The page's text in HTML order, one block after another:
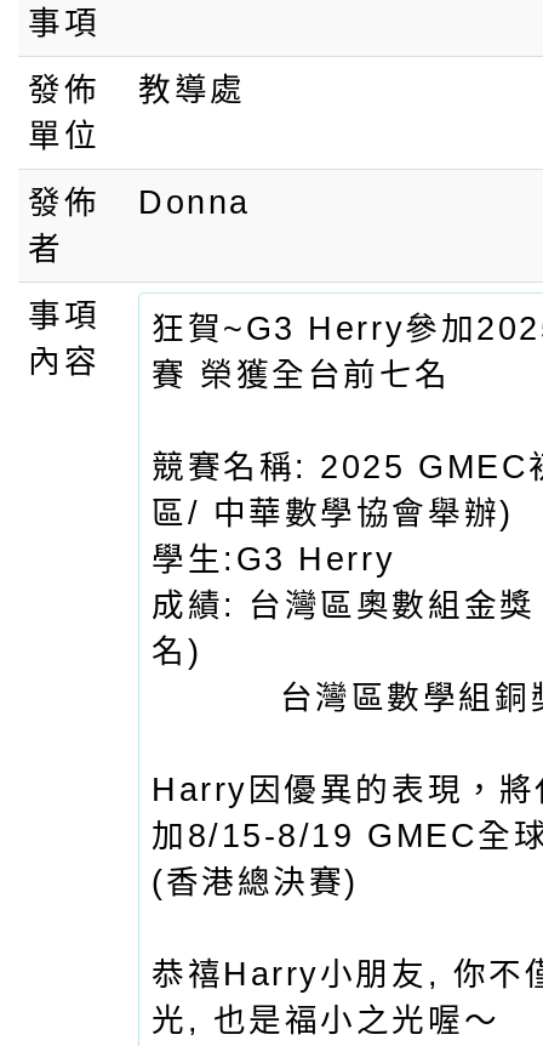
事項
發佈
單位
教導處
發佈
者
Donna
事項
內容
狂賀~G3 Herry參加
賽 榮獲全台前七名
競賽名稱: 2025 GMEC
區/ 中華數學協會舉辦)
學生:G3 Herry
成績: 台灣區奧數組金
名)
台灣區數學組銅
Harry因優異的表現，
加8/15-8/19 GMEC全
(香港總決賽)
恭禧Harry小朋友, 你不
光, 也是福小之光喔～